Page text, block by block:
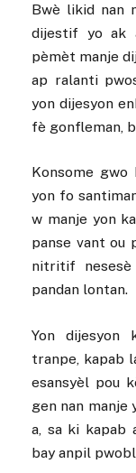
Bwè likid nan
dijestif yo ak
pèmèt manje
ap ralanti
yon dijesyon
fè gonfleman,
Konsome
yon fo
w manje yon
panse vant ou
nitritif
pandan lontan.
Yon dijesyon
tranpe, kapab
esansyèl pou
gen nan manje
a, sa ki kapab
bay anpil